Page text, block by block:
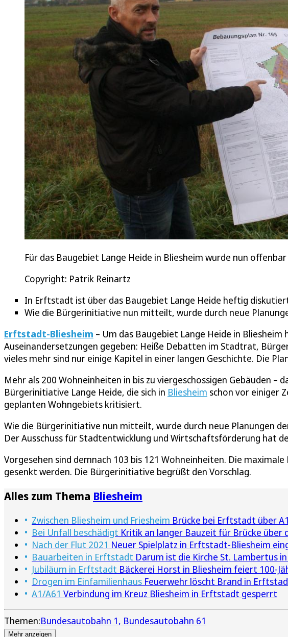
Für das Baugebiet Lange Heide in Bliesheim wurde nun
Copyright: Patrik Reinartz
In Erftstadt ist über das Baugebiet Lange Heide heftig
Wie die Bürgerinitiative nun mitteilt, wurde durch neue
Erftstadt-Bliesheim – Um das Baugebiet Lange Heide in
Auseinandersetzungen gegeben: Heiße Debatten im Stadtrat,
vieles mehr sind nur einige Kapitel in einer langen Geschichte. Die
Mehr als 200 Wohneinheiten in bis zu viergeschossigen Gebäuden –
Bürgerinitiative Lange Heide, die sich in Bliesheim schon vor einiger
geplanten Wohngebiets kritisiert.
Wie die Bürgerinitiative nun mitteilt, wurde durch neue Planungen
Der Ausschuss für Stadtentwicklung und Wirtschaftsförderung hat
Vorgesehen sind demnach 103 bis 121 Wohneinheiten. Die
gesenkt werden. Die Bürgerinitiative begrüßt den Vorschlag.
Alles zum Thema Bliesheim
Zwischen Bliesheim und Friesheim Brücke bei Erftstadt über
Bei Unfall beschädigt Kritik an langer Bauzeit für Brücke über
Nach der Flut 2021 Neuer Spielplatz in Erftstadt-Bliesheim
Bauarbeiten in Erftstadt Darum ist die Kirche St. Lambertus
Jubiläum in Erftstadt Bäckerei Horst in Bliesheim feiert 100-
Drogen im Einfamilienhaus Feuerwehr löscht Brand in
A1/A61 Verbindung im Kreuz Bliesheim in Erftstadt gesperrt
Themen:Bundesautobahn 1 Bundesautobahn 61
Mehr anzeigen